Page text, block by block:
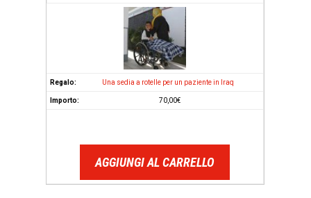
Una sedia a rotelle per un paziente in Iraq
70,00€
AGGIUNGI AL CARRELLO